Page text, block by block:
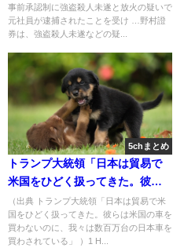
事前承認制に強盗殺人未遂と放火の疑いで
元社員が逮捕されたことを受け …野村證
券は、強盗殺人未遂などの疑...
5chまとめ
トランプ大統領「日本は貿易で
米国をひどく扱ってきた。彼ら
は米国の車を買わないのに、
我々は数百万台の日本車を買わ
されている」 [Hitzeschleier★]
（出典 トランプ大統領「日本は貿易で米
国をひどく扱ってきた。彼らは米国の車を
買わないのに、我々は数百万台の日本車を
買わされている」 ）1 H...